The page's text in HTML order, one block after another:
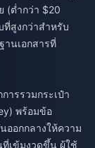
(ต่ำกว่า $20
ที่สูงกว่าสำหรับ
านเอกสารที่
ารรวมกระเป๋า
พร้อมข้อ
อกกลางให้ความ
เข้มงวดขึ้น ผู้ใช้